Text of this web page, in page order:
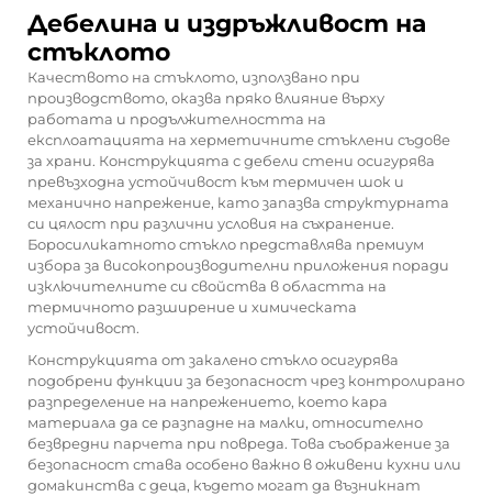
Дебелина и издръжливост на
стъклото
Качеството на стъклото, използвано при
производството, оказва пряко влияние върху
работата и продължителността на
експлоатацията на херметичните стъклени съдове
за храни. Конструкцията с дебели стени осигурява
превъзходна устойчивост към термичен шок и
механично напрежение, като запазва структурната
си цялост при различни условия на съхранение.
Боросиликатното стъкло представлява премиум
избора за високопроизводителни приложения поради
изключителните си свойства в областта на
термичното разширение и химическата
устойчивост.
Конструкцията от закалено стъкло осигурява
подобрени функции за безопасност чрез контролирано
разпределение на напрежението, което кара
материала да се разпадне на малки, относително
безвредни парчета при повреда. Това съображение за
безопасност става особено важно в оживени кухни или
домакинства с деца, където могат да възникнат